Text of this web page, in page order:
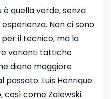
è quella verde, senza
Non ci sono
il tecnico, ma la
varianti tattiche
diano maggiore
Luis Henrique
come Zalewski.